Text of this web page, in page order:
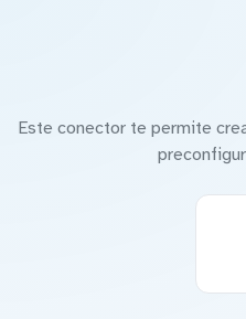
Este conector te permite